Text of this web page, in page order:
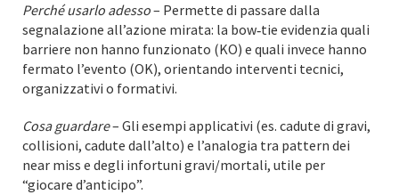
Perché usarlo adesso– Permette di passare dalla
segnalazione all’azione mirata: la bow‑tie evidenzia quali
barriere non hanno funzionato (KO) e quali invece hanno
fermato l’evento (OK), orientando interventi tecnici,
organizzativi o formativi.
Cosa guardare– Gli esempi applicativi (es. cadute di gravi,
collisioni, cadute dall’alto) e l’analogia tra pattern dei
near miss e degli infortuni gravi/mortali, utile per
“giocare d’anticipo”.